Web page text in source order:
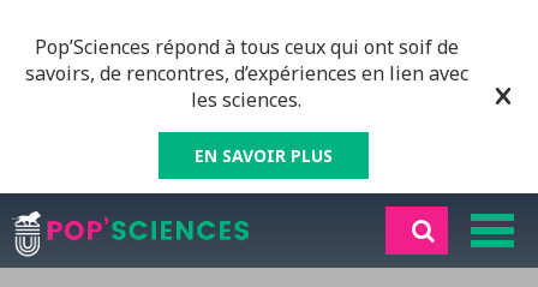
Pop’Sciences répond à tous ceux qui ont soif de
savoirs, de rencontres, d’expériences en lien avec
les sciences.
EN SAVOIR PLUS